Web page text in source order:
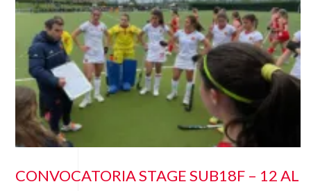
CONVOCATORIA STAGE SUB18F – 12 AL